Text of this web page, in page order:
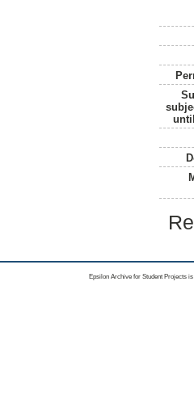
Epsilon Archive for Student Projects is